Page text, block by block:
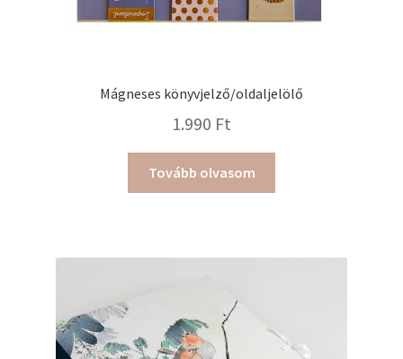
Mágneses könyvjelző/oldaljelölő
1.990 Ft
Tovább olvasom